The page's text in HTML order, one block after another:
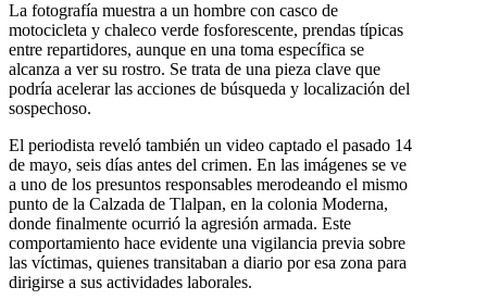
La fotografía muestra a un hombre con casco de
motocicleta y chaleco verde fosforescente, prendas típicas
entre repartidores, aunque en una toma específica se
alcanza a ver su rostro. Se trata de una pieza clave que
podría acelerar las acciones de búsqueda y localización del
sospechoso.
El periodista reveló también un video captado el pasado 14
de mayo, seis días antes del crimen. En las imágenes se ve
a uno de los presuntos responsables merodeando el mismo
punto de la Calzada de Tlalpan, en la colonia Moderna,
donde finalmente ocurrió la agresión armada. Este
comportamiento hace evidente una vigilancia previa sobre
las víctimas, quienes transitaban a diario por esa zona para
dirigirse a sus actividades laborales.